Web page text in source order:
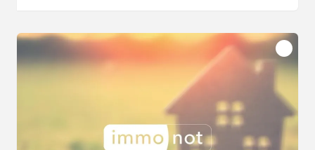
chambres, dont une bénéficiant d'une petite loggia, d'une
salle de bains ainsi que d'un WC indépendant. Cette
maison offre de beaux volumes, une distribution
fonctionnelle et un extérieur agréable, à proximité des
commerces, des écoles et des principaux axes de
circulation. À découvrir sans tarder ! Florian Prigent
Responsable Service Transaction Tél. : 06 40 94 15 45
Office notarial de Me Martin CAMPS et Sophie CAMPS 8
rue Labeda 31000 TOULOUSE Téléphone : 05.34.45.53.60